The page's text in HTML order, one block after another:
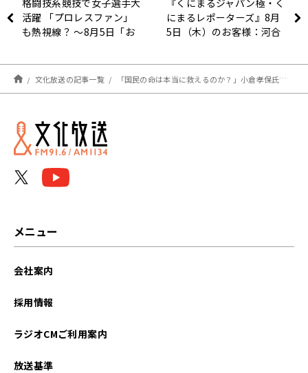
格闘技系競技で女子選手大
活躍 「プロレスファン」
も熱視線？ ～8月5日「お
『くにまるジャパン極・く
にまるレポーターズ』8月
5日（木）のお客様：河合
文化放送の記事一覧 「国民の命は本当に救えるのか？」小倉孝保氏がコロナ患者入院制限方針を疑問視〜8月5日「くにまるジャパン極」
メニュー
会社案内
採用情報
ラジオCMご利用案内
放送基準